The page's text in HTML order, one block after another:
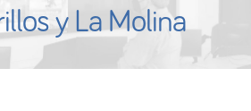
y La Molina